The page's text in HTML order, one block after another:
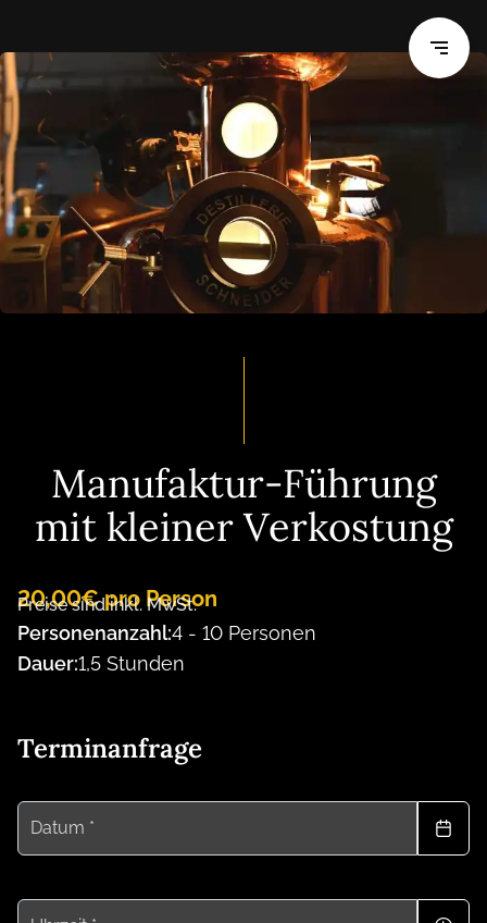
Manufaktur-Führung
mit kleiner Verkostung
20,00€ pro Person
Preise sind inkl. MwSt.
Personenanzahl:4 - 10 Personen
Dauer:1,5 Stunden
Terminanfrage
Datum *